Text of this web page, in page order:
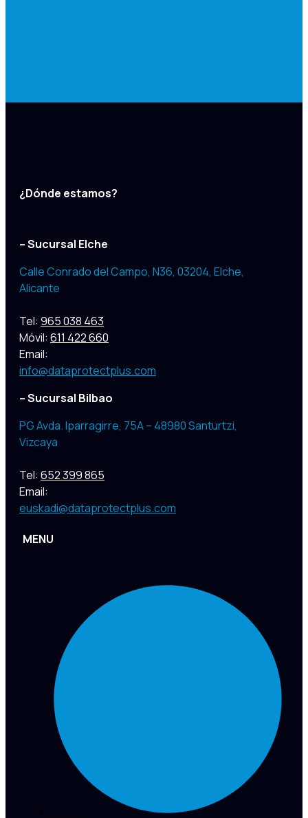
¿Dónde estamos?
– Sucursal Elche
Calle Conrado del Campo, N36, 03204, Elche,
Alicante
Tel: 965 038 463
Móvil: 611 422 660
Email:
info@dataprotectplus.com
– Sucursal Bilbao
PG Avda. Iparragirre, 75A – 48980 Santurtzi,
Vizcaya
Tel: 652 399 865
Email:
euskadi@dataprotectplus.com
MENU